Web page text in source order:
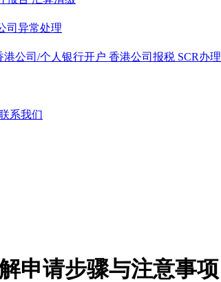
司异常处理
港公司/个人银行开户 香港公司报税 SCR办理
系我们
申请步骤与注意事项